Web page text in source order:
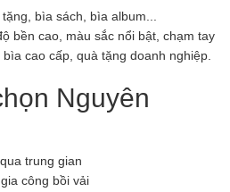
bìa sách, bìa album...
bền cao, màu sắc nổi bật, chạm tay
cao cấp, quà tặng doanh nghiệp.
Nguyên
trung gian
công bồi vải